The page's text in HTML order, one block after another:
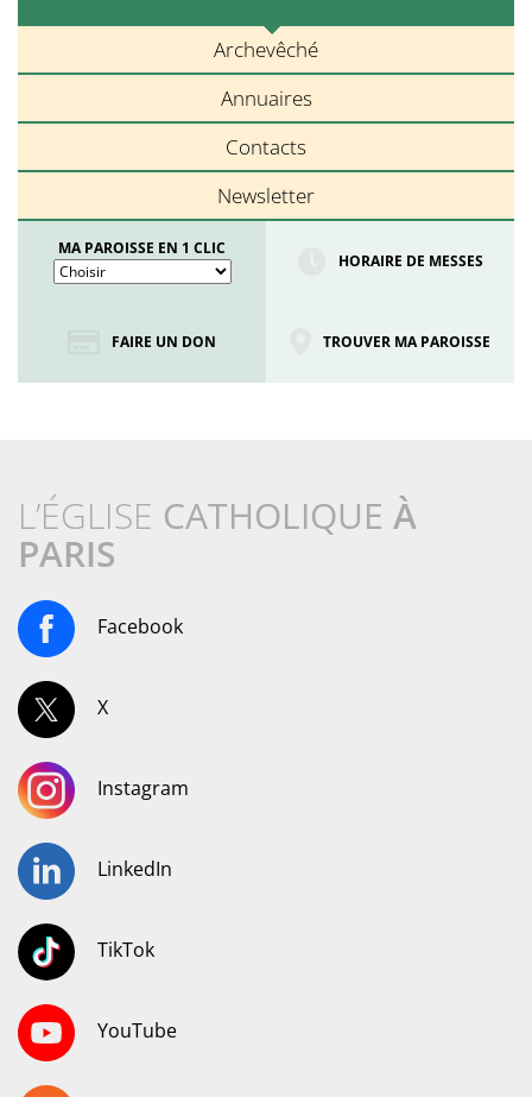
Archevêché
Annuaires
Contacts
Newsletter
MA PAROISSE EN 1 CLIC
HORAIRE DE MESSES
FAIRE UN DON TROUVER MA PAROISSE
L’ÉGLISE CATHOLIQUE À
PARIS
Facebook
X
Instagram
LinkedIn
TikTok
YouTube